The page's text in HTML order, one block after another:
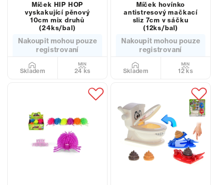
Míček HIP HOP
vyskakující pěnový
10cm mix druhů
(24ks/bal)
Nakoupit mohou pouze
registrovaní
Skladem 24 ks
Míček hovínko
antistresový mačkací
sliz 7cm v sáčku
(12ks/bal)
Nakoupit mohou pouze
registrovaní
Skladem 12 ks